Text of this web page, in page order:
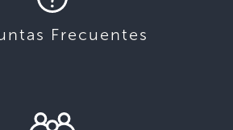
Frecuentes